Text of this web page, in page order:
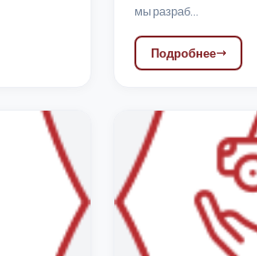
мы разраб...
Подробнее